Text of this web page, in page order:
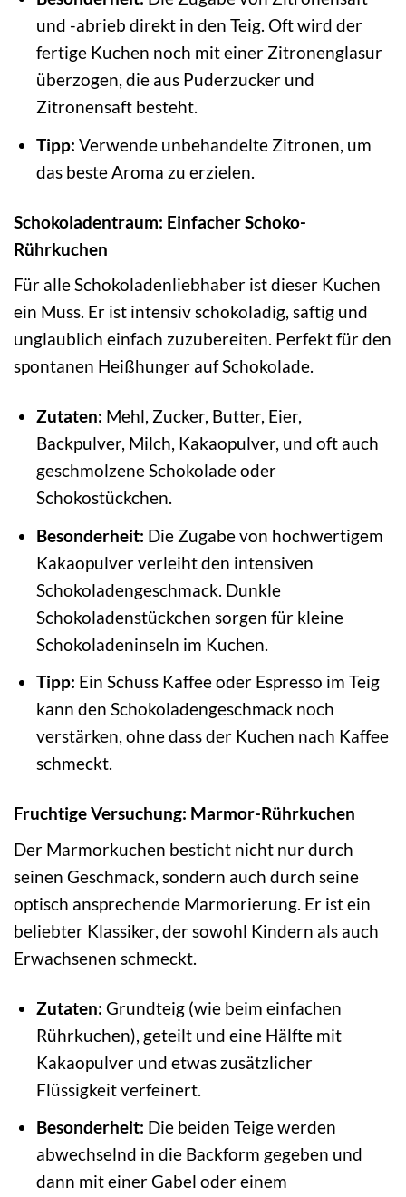
und -abrieb direkt in den Teig. Oft wird der
fertige Kuchen noch mit einer Zitronenglasur
überzogen, die aus Puderzucker und
Zitronensaft besteht.
Tipp: Verwende unbehandelte Zitronen, um
das beste Aroma zu erzielen.
Schokoladentraum: Einfacher Schoko-
Rührkuchen
Für alle Schokoladenliebhaber ist dieser Kuchen
ein Muss. Er ist intensiv schokoladig, saftig und
unglaublich einfach zuzubereiten. Perfekt für den
spontanen Heißhunger auf Schokolade.
Zutaten: Mehl, Zucker, Butter, Eier,
Backpulver, Milch, Kakaopulver, und oft auch
geschmolzene Schokolade oder
Schokostückchen.
Besonderheit: Die Zugabe von hochwertigem
Kakaopulver verleiht den intensiven
Schokoladengeschmack. Dunkle
Schokoladenstückchen sorgen für kleine
Schokoladeninseln im Kuchen.
Tipp: Ein Schuss Kaffee oder Espresso im Teig
kann den Schokoladengeschmack noch
verstärken, ohne dass der Kuchen nach Kaffee
schmeckt.
Fruchtige Versuchung: Marmor-Rührkuchen
Der Marmorkuchen besticht nicht nur durch
seinen Geschmack, sondern auch durch seine
optisch ansprechende Marmorierung. Er ist ein
beliebter Klassiker, der sowohl Kindern als auch
Erwachsenen schmeckt.
Zutaten: Grundteig (wie beim einfachen
Rührkuchen), geteilt und eine Hälfte mit
Kakaopulver und etwas zusätzlicher
Flüssigkeit verfeinert.
Besonderheit: Die beiden Teige werden
abwechselnd in die Backform gegeben und
dann mit einer Gabel oder einem